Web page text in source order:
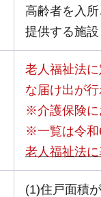
高齢者を入
提供する施設
老人福祉法
な届け出が
※介護保険に
※一覧は令和
老人福祉法
(1)住戸面積